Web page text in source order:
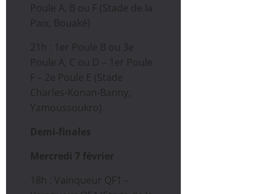
Poule A, B ou F (Stade de la
Paix, Bouaké)
21h : 1er Poule B ou 3e
Poule A, C ou D – 1er Poule
F – 2e Poule E (Stade
Charles-Konan-Banny,
Yamoussoukro)
Demi-finales
Mercredi 7 février
18h : Vainqueur QF1 –